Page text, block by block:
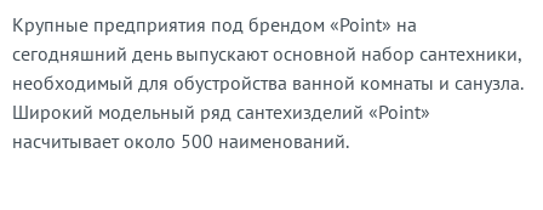
Крупные предприятия под брендом «Point» на
сегодняшний день выпускают основной набор сантехники,
необходимый для обустройства ванной комнаты и санузла.
Широкий модельный ряд сантехизделий «Point»
насчитывает около 500 наименований.